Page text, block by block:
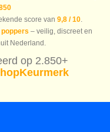
score van 9,8 / 10.
– veilig, discreet en
Nederland.
op 2.850+